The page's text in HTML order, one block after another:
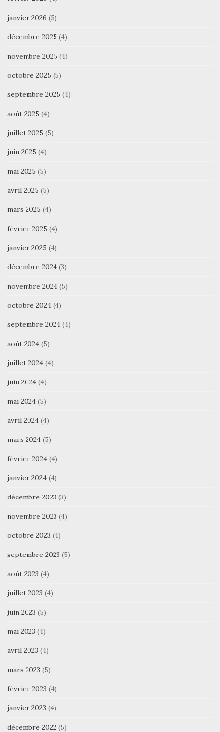
janvier 2026 (5)
décembre 2025 (4)
novembre 2025 (4)
octobre 2025 (5)
septembre 2025 (4)
août 2025 (4)
juillet 2025 (5)
juin 2025 (4)
mai 2025 (5)
avril 2025 (5)
mars 2025 (4)
février 2025 (4)
janvier 2025 (4)
décembre 2024 (3)
novembre 2024 (5)
octobre 2024 (4)
septembre 2024 (4)
août 2024 (5)
juillet 2024 (4)
juin 2024 (4)
mai 2024 (5)
avril 2024 (4)
mars 2024 (5)
février 2024 (4)
janvier 2024 (4)
décembre 2023 (3)
novembre 2023 (4)
octobre 2023 (4)
septembre 2023 (5)
août 2023 (4)
juillet 2023 (4)
juin 2023 (5)
mai 2023 (4)
avril 2023 (4)
mars 2023 (5)
février 2023 (4)
janvier 2023 (4)
décembre 2022 (5)